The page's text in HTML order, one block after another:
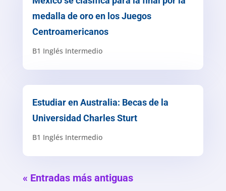
medalla de oro en los Juegos
Centroamericanos
B1 Inglés Intermedio
Estudiar en Australia: Becas de la
Universidad Charles Sturt
B1 Inglés Intermedio
« Entradas más antiguas